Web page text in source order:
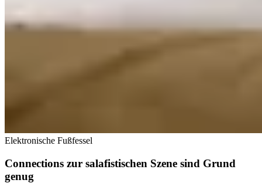
Elektronische Fußfessel
Connections zur salafistischen Szene sind Grund
genug